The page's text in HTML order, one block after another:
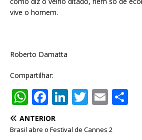
vive o homem.
Roberto Damatta
Compartilhar:
W
h
at
F
a
c
Li
k
T
it
E
ai
ANTERIOR
Brasil abre o Festival de Cannes 2